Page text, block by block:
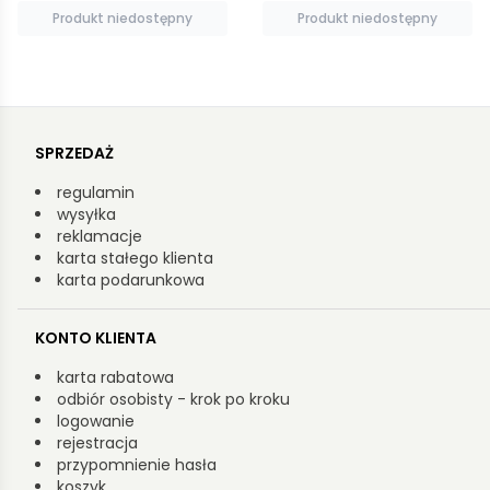
Produkt niedostępny Produkt niedostępny
SPRZEDAŻ
regulamin
wysyłka
reklamacje
karta stałego klienta
karta podarunkowa
KONTO KLIENTA
karta rabatowa
odbiór osobisty - krok po kroku
logowanie
rejestracja
przypomnienie hasła